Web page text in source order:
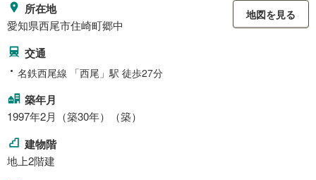
所在地
愛知県西尾市住崎町郷中
地図を見る
交通
名鉄西尾線 「西尾」駅 徒歩27分
築年月
1997年2月（築30年）（築）
建物階
地上2階建